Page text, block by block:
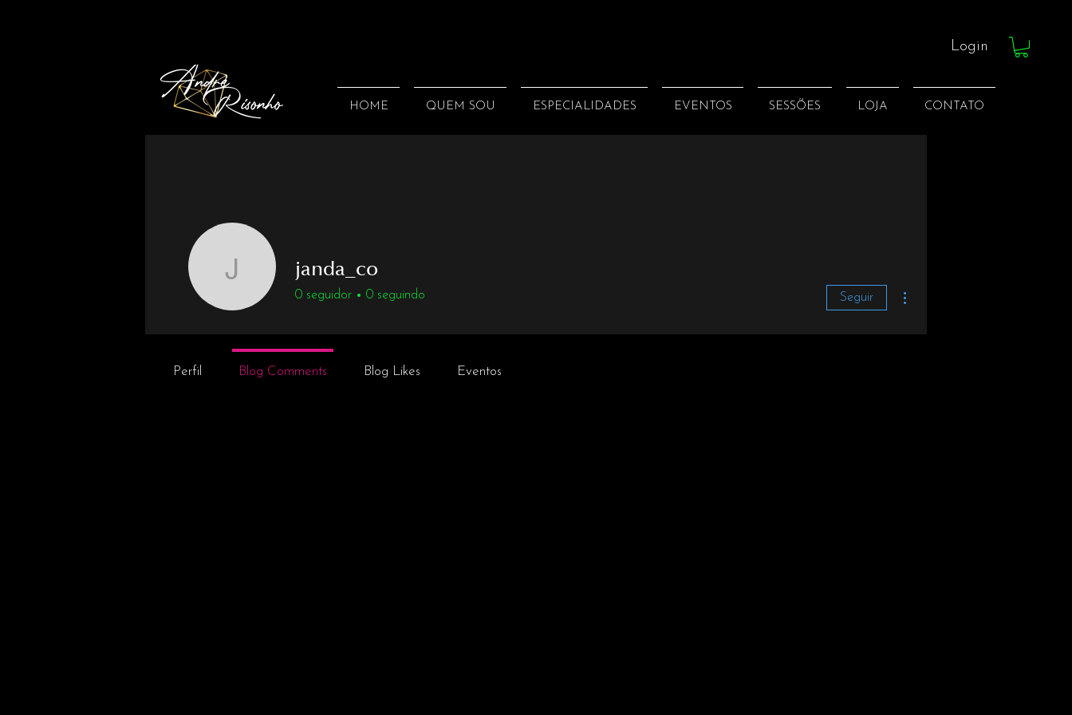
Login
HOME QUEM SOU ESPECIALIDADES EVENTOS SESSÕES LOJA CONTATO
janda_co
janda_co
0 seguidor 0 seguindo Seguir
Perfil Blog Comments Blog Likes Eventos